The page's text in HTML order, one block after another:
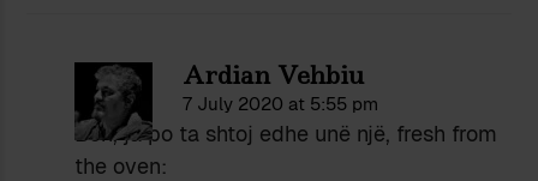
Ardian Vehbiu
7 July 2020 at 5:55 pm
Ben, ja po ta shtoj edhe unë një, fresh from
the oven: